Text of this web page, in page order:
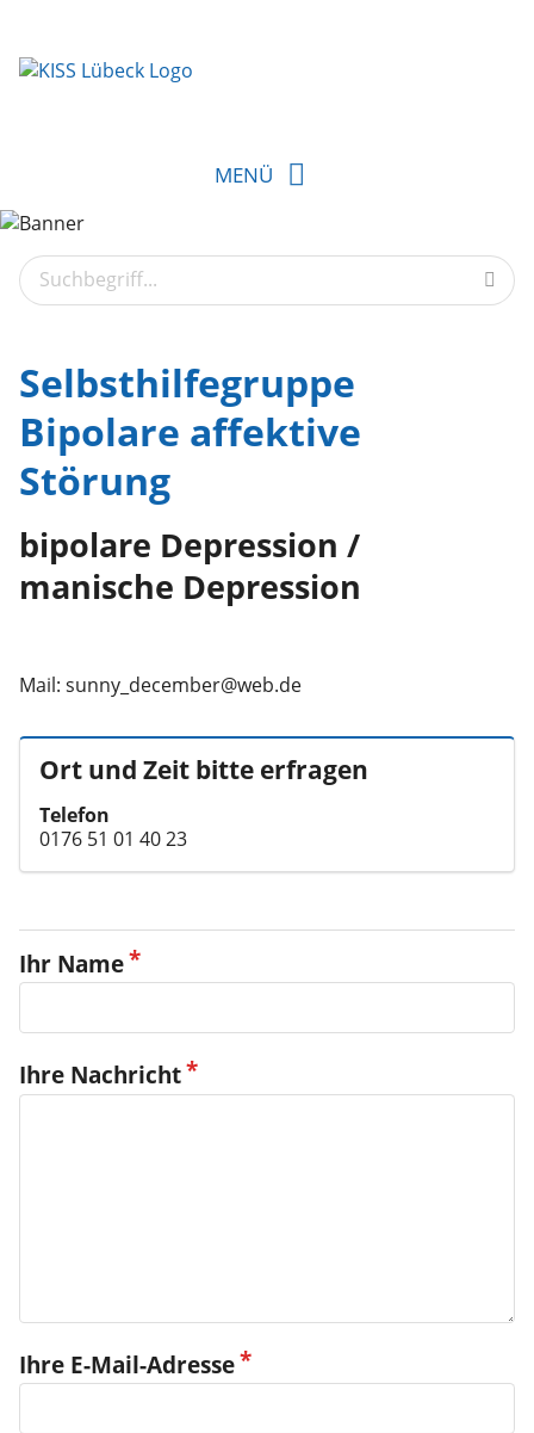
MENÜ
Ihr Name
Ihre Nachricht
Ihre E-Mail-Adresse
Selbsthilfegruppe
Bipolare affektive
Störung
bipolare Depression /
manische Depression
Ort und Zeit bitte erfragen
Telefon
0176 51 01 40 23